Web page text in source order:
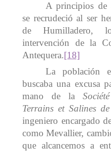
A principios de
se recrudeció al ser
de Humilladero,
intervención de la
Antequera.[18]
La población
buscaba una excusa
mano de la
Terrains et Salines
ingeniero encargado
como Mevallier,
que alcancemos a